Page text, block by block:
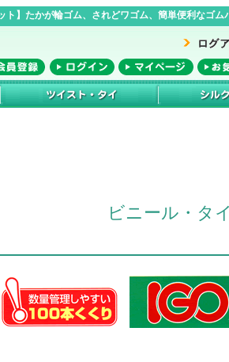
ト】たかが輪ゴム、されどワゴム、簡単便利なゴ
ビニール・タイ